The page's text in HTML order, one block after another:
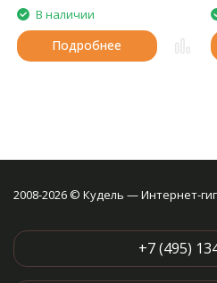
В наличии
Подробнее
2008-2026 © Кудель — Интернет-
+7 (495)